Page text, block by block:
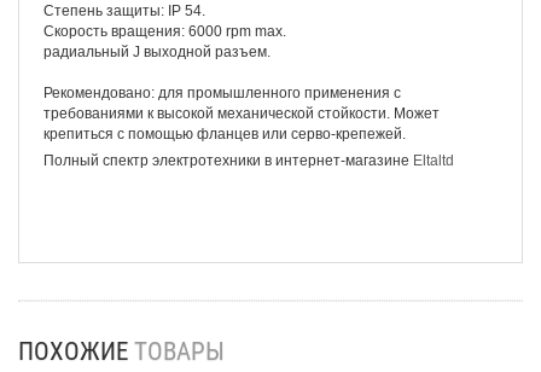
Степень защиты: IP 54.
Скорость вращения: 6000 rpm max.
радиальный J выходной разъем.
Рекомендовано: для промышленного применения с
требованиями к высокой механической стойкости. Может
крепиться с помощью фланцев или серво-крепежей.
Полный спектр электротехники в интернет-магазине Eltaltd
ПОХОЖИЕ ТОВАРЫ